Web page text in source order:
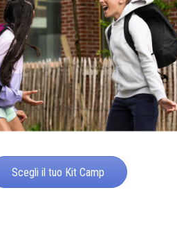
Scegli il tuo Kit Camp